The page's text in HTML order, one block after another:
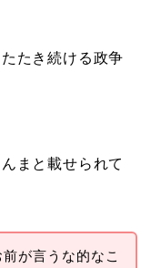
たき続ける政争
まと載せられて
が言うな的なこ